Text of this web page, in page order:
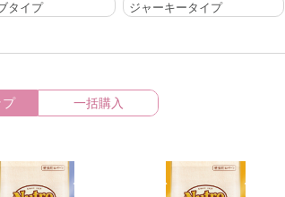
タイプ ジャーキータイプ
プ 一括購入